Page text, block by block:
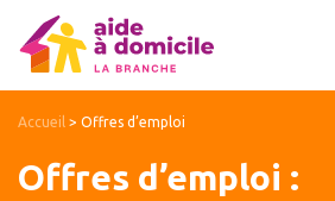
Accueil > Offres d’emploi
Offres d’emploi :